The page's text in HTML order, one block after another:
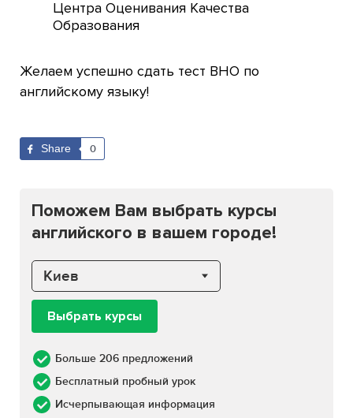
Центра Оценивания Качества
Образования
Желаем успешно сдать тест ВНО по
английскому языку!
Share 0
Поможем Вам выбрать курсы
английского в вашем городе!
Киев
Выбрать курсы
Больше 206 предложений
Бесплатный пробный урок
Исчерпывающая информация